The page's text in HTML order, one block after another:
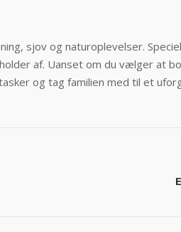
sjov og naturoplevelser.
af. Uanset om du vælger at
og tag familien med til et